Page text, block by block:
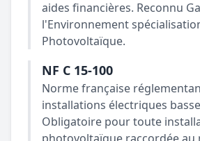
aides financières. Reconnu
l'Environnement
Photovoltaïque.
NF C 15-100
Norme française
installations électriques
Obligatoire pour toute